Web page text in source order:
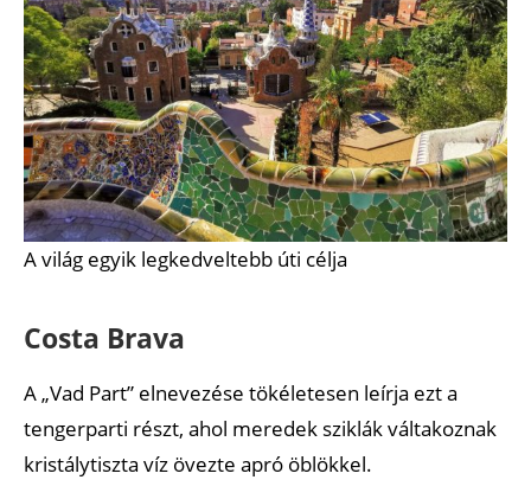
A világ egyik legkedveltebb úti célja
Costa Brava
A „Vad Part” elnevezése tökéletesen leírja ezt a
tengerparti részt, ahol meredek sziklák váltakoznak
kristálytiszta víz övezte apró öblökkel.